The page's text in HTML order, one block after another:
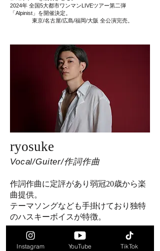
​2024年 全国5大都市ワンマンLIVEツアー第二弾
「Alpinist」を開催決定。
東京/名古屋/広島/福岡/大阪 全公演完売。
ryosuke
​Vocal/Guiter/作詞作曲
作詞作曲に定評があり弱冠20歳から楽
曲提供。
テーマソングなども手掛けており独特
のハスキーボイスが特徴。
Instagram YouTube TikTok